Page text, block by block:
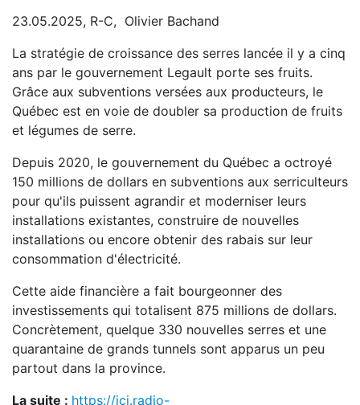
23.05.2025, R-C, Olivier Bachand
La stratégie de croissance des serres lancée il y a cinq
ans par le gouvernement Legault porte ses fruits.
Grâce aux subventions versées aux producteurs, le
Québec est en voie de doubler sa production de fruits
et légumes de serre.
Depuis 2020, le gouvernement du Québec a octroyé
150 millions de dollars en subventions aux serriculteurs
pour qu'ils puissent agrandir et moderniser leurs
installations existantes, construire de nouvelles
installations ou encore obtenir des rabais sur leur
consommation d'électricité.
Cette aide financière a fait bourgeonner des
investissements qui totalisent 875 millions de dollars.
Concrètement, quelque 330 nouvelles serres et une
quarantaine de grands tunnels sont apparus un peu
partout dans la province.
La suite : https://ici.radio-